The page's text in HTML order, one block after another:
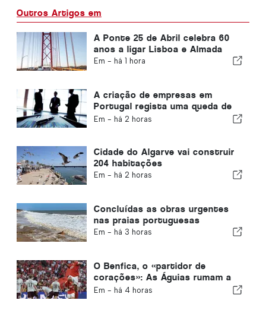
Outros Artigos em
A Ponte 25 de Abril celebra 60
anos a ligar Lisboa e Almada
Em - há 1 hora
A criação de empresas em
Portugal regista uma queda de
4,2%
Em - há 2 horas
Cidade do Algarve vai construir
204 habitações
Em - há 2 horas
Concluídas as obras urgentes
nas praias portuguesas
Em - há 3 horas
O Benfica, o «partidor de
corações»: As Águias rumam a
Edimburgo com um pé já na fase
Em - há 4 horas